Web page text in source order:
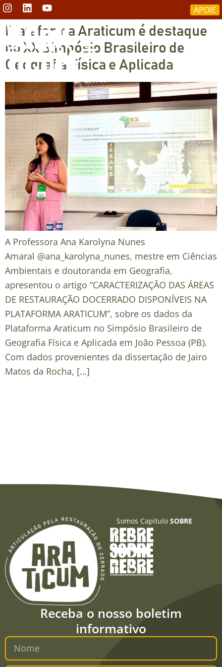
APOIE
Plataforma Araticum é destaque
no XX Simpósio Brasileiro de
Geografia Física e Aplicada
A Professora Ana Karolyna Nunes
Amaral @ana_karolyna_nunes, mestre em Ciências
Ambientais e doutoranda em Geografia,
apresentou o artigo “CARACTERIZAÇÃO DAS ÁREAS
DE RESTAURAÇÃO DOCERRADO DISPONÍVEIS NA
PLATAFORMA ARATICUM”, sobre os dados da
Plataforma Araticum no Simpósio Brasileiro de
Geografia Física e Aplicada em João Pessoa (PB).
Com dados provenientes da dissertação de Jairo
Matos da Rocha, […]
Somos CapítuloSOBRE
Receba o nosso boletim
informativo